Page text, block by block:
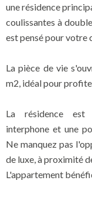
une résidence
coulissantes à
est pensé pour votre
La pièce de vie
m2, idéal pour
La résidence est
interphone et une
Ne manquez pas
de luxe, à proximité
L'appartement